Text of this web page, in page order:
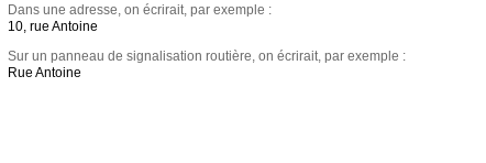
Dans une adresse, on écrirait, par exemple :
10, rue Antoine
Sur un panneau de signalisation routière, on écrirait, par exemple :
Rue Antoine